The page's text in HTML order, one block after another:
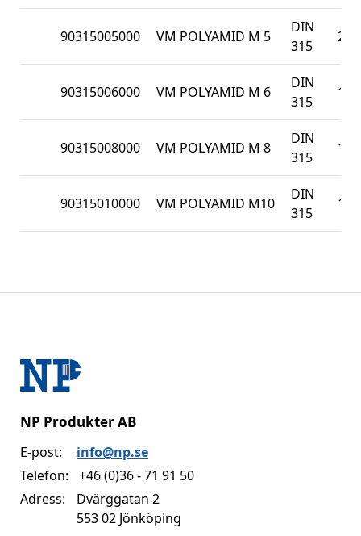
90315005000 VM POLYAMID M 5
DIN
315
200
90315006000 VM POLYAMID M 6
DIN
315
100
90315008000 VM POLYAMID M 8
DIN
315
100
90315010000 VM POLYAMID M10
DIN
315
100
NP Produkter AB
E-post:
info@np.se
Telefon:
+46 (0)36 - 71 91 50
Adress:
Dvärggatan 2
553 02 Jönköping